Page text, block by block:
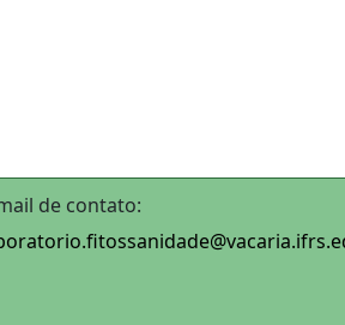
de contato: